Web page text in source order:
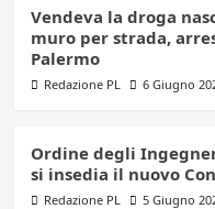
Vendeva la droga
muro per strada,
Palermo
Redazione PL 6 Giugno
Ordine degli
si insedia il nuovo
Redazione PL 5 Giugno